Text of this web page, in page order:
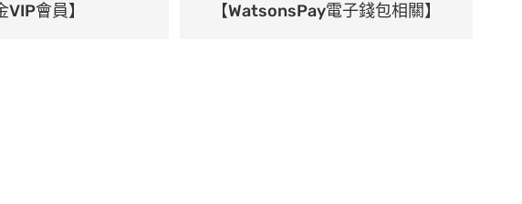
VIP會員】 【WatsonsPay電子錢包相關】